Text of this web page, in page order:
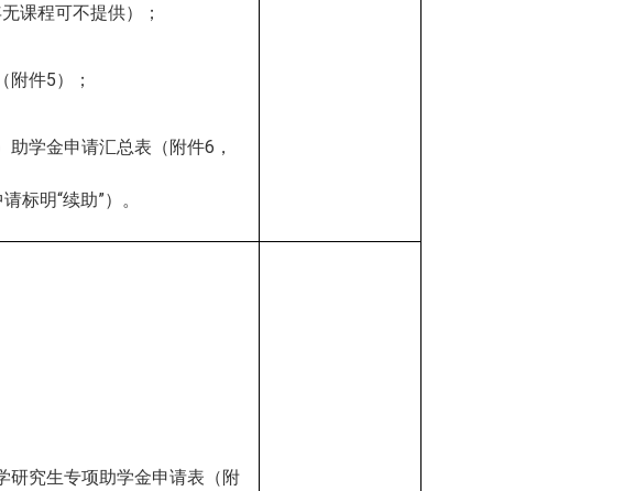
课程可不提供）；
附件5） ；
助学金申请汇总表（附件6 ，
请标明“续助”）。
研究生专项助学金申请表（附